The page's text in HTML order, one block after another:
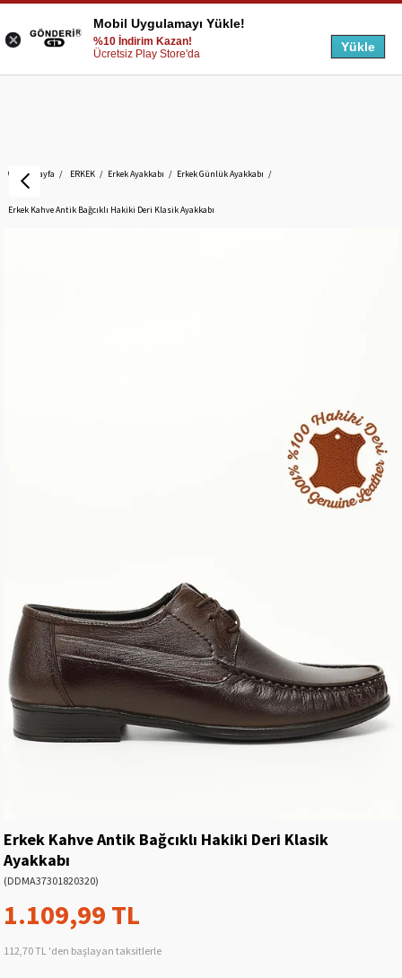
Anasayfa ERKEK Erkek Ayakkabı Erkek Günlük Ayakkabı
Erkek Kahve Antik Bağcıklı Hakiki Deri Klasik Ayakkabı
Erkek Kahve Antik Bağcıklı Hakiki Deri Klasik
Ayakkabı
(DDMA37301820320)
1.109,99 TL
112,70 TL 'den başlayan taksitlerle
Mobil Uygulamayı Yükle!
%10 İndirim Kazan!
Ücretsiz Play Store'da
Yükle